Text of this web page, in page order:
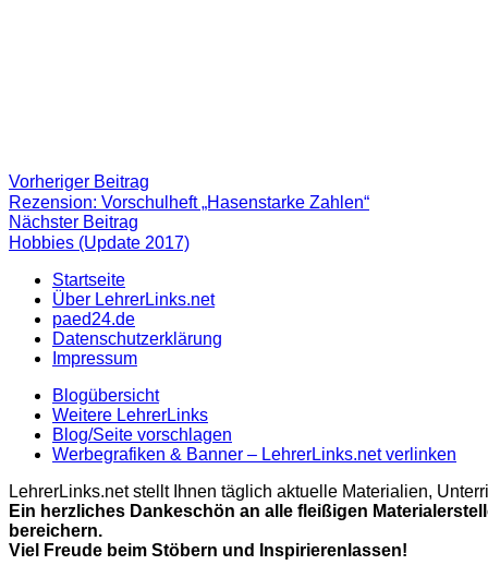
Beitragsnavigation
Vorheriger Beitrag
Beitrag:
Rezension: Vorschulheft „Hasenstarke Zahlen“
Nächster Beitrag
Beitrag
Hobbies (Update 2017)
Startseite
Über LehrerLinks.net
paed24.de
Datenschutzerklärung
Impressum
Blogübersicht
Weitere LehrerLinks
Blog/Seite vorschlagen
Werbegrafiken & Banner – LehrerLinks.net verlinken
LehrerLinks.net stellt Ihnen täglich aktuelle Materialien,
Ein herzliches Dankeschön an alle fleißigen
bereichern.
Viel Freude beim Stöbern und Inspirierenlassen!